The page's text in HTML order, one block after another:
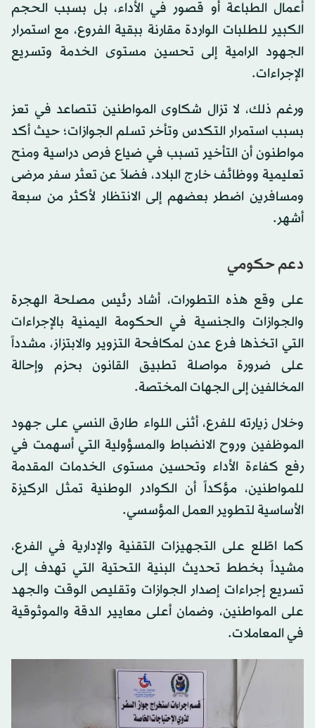
أعمال الطباعة أو قصور في الأداء، بل بسبب الحجم
الكبير للطلبات الواردة مقارنة ببقية الفروع، مع استمرار
الجهود الرامية إلى تحسين مستوى الخدمة وتسريع
الإجراءات.
ورغم ذلك، لا تزال شكاوى المواطنين تتصاعد في تعز
بسبب استمرار التكدس وتأخر تسلم الجوازات؛ حيث أكد
مواطنون أن التأخير تسبب في ضياع فرص دراسية ومنح
تعليمية ووظائف خارج البلاد، فضلاً عن تعثر سفر مرضى
ومسافرين اضطر بعضهم إلى الانتظار لأكثر من سبعة
أشهر.
دعم حكومي
على وقع هذه التطورات، أشاد رئيس مصلحة الهجرة
والجوازات والجنسية في الحكومة اليمنية بالإجراءات
التي اتخذها فرع عدن لمكافحة التزوير والابتزاز، مشدداً
على ضرورة مواصلة تطبيق القانون بحزم وإحالة
المخالفين إلى الجهات المختصة.
وخلال زيارته للفرع، أثنى اللواء طارق النسي على جهود
الموظفين وروح الانضباط والمسؤولية التي أسهمت في
رفع كفاءة الأداء وتحسين مستوى الخدمات المقدمة
للمواطنين، مؤكداً أن الكوادر الوطنية تمثل الركيزة
الأساسية لتطوير العمل المؤسسي.
كما اطّلع على التجهيزات التقنية والإدارية في الفرع،
مشيداً بخطط تحديث البنية التحتية التي تهدف إلى
تسريع إجراءات إصدار الجوازات وتقليص الوقت والجهد
على المواطنين، وضمان أعلى معايير الدقة والموثوقية
في المعاملات.